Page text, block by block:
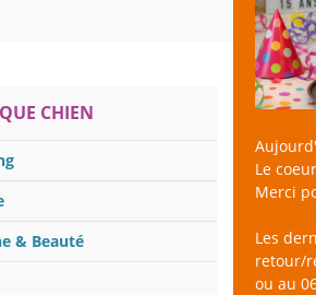
Le
Merci
Les
retour/
ou au
CHIEN
& Beauté
un
Large